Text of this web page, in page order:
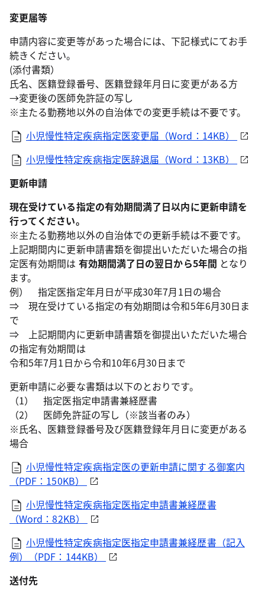
変更届等
申請内容に変更等があった場合には、下記様式にてお手
続きください。
(添付書類）
氏名、医籍登録番号、医籍登録年月日に変更がある方
→変更後の医師免許証の写し
※主たる勤務地以外の自治体での変更手続は不要です。
小児慢性特定疾病指定医変更届（Word：14KB）
小児慢性特定疾病指定医辞退届（Word：13KB）
更新申請
現在受けている指定の有効期間満了日以内に更新申請を
行ってください。
※主たる勤務地以外の自治体での更新手続は不要です。
上記期間内に更新申請書類を御提出いただいた場合の指
定医有効期間は 有効期間満了日の翌日から5年間 となり
ます。
例） 指定医指定年月日が平成30年7月1日の場合
⇒ 現在受けている指定の有効期間は令和5年6月30日ま
で
⇒ 上記期間内に更新申請書類を御提出いただいた場合
の指定有効期間は
令和5年7月1日から令和10年6月30日まで
更新申請に必要な書類は以下のとおりです。
（1） 指定医指定申請書兼経歴書
（2） 医師免許証の写し（※該当者のみ）
※氏名、医籍登録番号及び医籍登録年月日に変更がある
場合
小児慢性特定疾病指定医の更新申請に関する御案内
（PDF：150KB）
小児慢性特定疾病指定医指定申請書兼経歴書
（Word：82KB）
小児慢性特定疾病指定医指定申請書兼経歴書（記入
例）（PDF：144KB）
送付先